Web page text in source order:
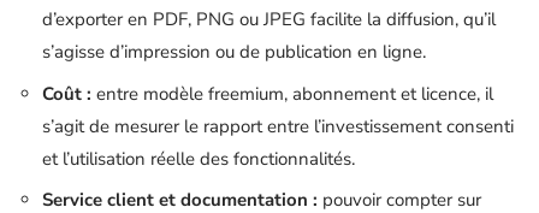
d’exporter en PDF, PNG ou JPEG facilite la diffusion, qu’il
s’agisse d’impression ou de publication en ligne.
Coût : entre modèle freemium, abonnement et licence, il
s’agit de mesurer le rapport entre l’investissement consenti
et l’utilisation réelle des fonctionnalités.
Service client et documentation : pouvoir compter sur